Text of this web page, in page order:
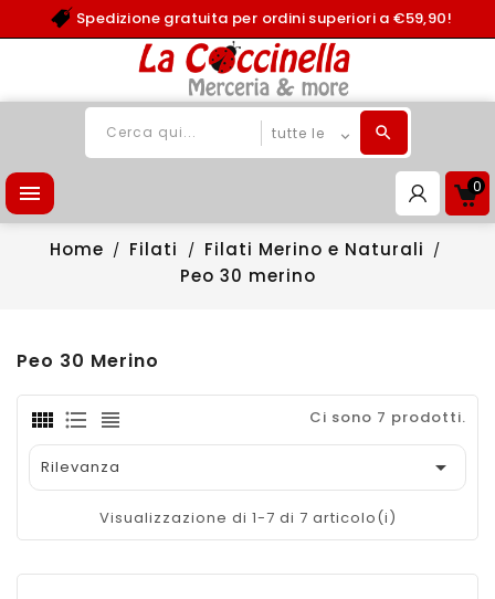
Spedizione gratuita per ordini superiori a €59,90!
 0
Home Filati
Filati Merino e Naturali
Peo 30 merino
Peo 30 Merino
Ci sono 7 prodotti.
Rilevanza 
Visualizzazione di 1-7 di 7 articolo(i)